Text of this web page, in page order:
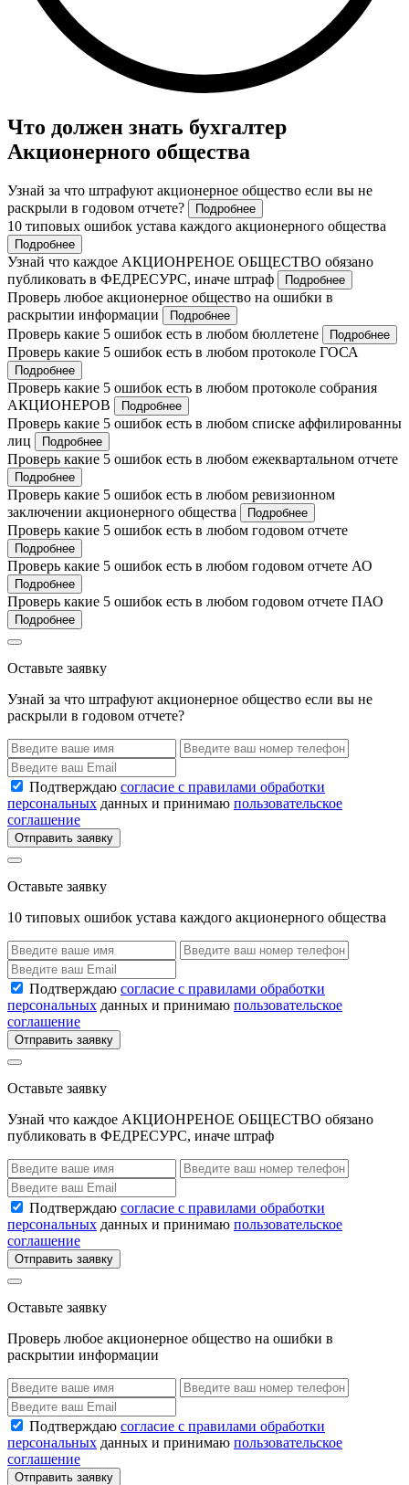
Что должен знать бухгалтер
Акционерного общества
Узнай за что штрафуют акционерное общество если вы не
раскрыли в годовом отчете?
Подробнее
10 типовых ошибок устава каждого акционерного общества
Подробнее
Узнай что каждое АКЦИОНРЕНОЕ ОБЩЕСТВО обязано
публиковать в ФЕДРЕСУРС, иначе штраф
Подробнее
Проверь любое акционерное общество на ошибки в
раскрытии информации
Подробнее
Проверь какие 5 ошибок есть в любом бюллетене Подробнее
Проверь какие 5 ошибок есть в любом протоколе ГОСА
Подробнее
Проверь какие 5 ошибок есть в любом протоколе собрания
АКЦИОНЕРОВ
Подробнее
Проверь какие 5 ошибок есть в любом списке аффилированны
лиц
Подробнее
Проверь какие 5 ошибок есть в любом ежеквартальном отчете
Подробнее
Проверь какие 5 ошибок есть в любом ревизионном
заключении акционерного общества
Подробнее
Проверь какие 5 ошибок есть в любом годовом отчете
Подробнее
Проверь какие 5 ошибок есть в любом годовом отчете АО
Подробнее
Проверь какие 5 ошибок есть в любом годовом отчете ПАО
Подробнее
Оставьте заявку
Узнай за что штрафуют акционерное общество если вы не
раскрыли в годовом отчете?
Подтверждаю согласие с правилами обработки
персональных данных и принимаю пользовательское
соглашение
Отправить заявку
Оставьте заявку
10 типовых ошибок устава каждого акционерного общества
Подтверждаю согласие с правилами обработки
персональных данных и принимаю пользовательское
соглашение
Отправить заявку
Оставьте заявку
Узнай что каждое АКЦИОНРЕНОЕ ОБЩЕСТВО обязано
публиковать в ФЕДРЕСУРС, иначе штраф
Подтверждаю согласие с правилами обработки
персональных данных и принимаю пользовательское
соглашение
Отправить заявку
Оставьте заявку
Проверь любое акционерное общество на ошибки в
раскрытии информации
Подтверждаю согласие с правилами обработки
персональных данных и принимаю пользовательское
соглашение
Отправить заявку